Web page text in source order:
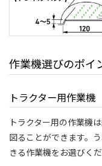
作業機選びのポイ
トラクター用作業機
トラクター用の作業機
図ることができます。
きる作業機をお選びくだ